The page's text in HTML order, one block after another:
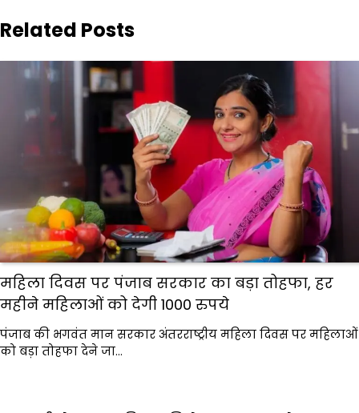
Related Posts
महिला दिवस पर पंजाब सरकार का बड़ा तोहफा, हर
महीने महिलाओं को देगी 1000 रुपये
पंजाब की भगवंत मान सरकार अंतरराष्ट्रीय महिला दिवस पर महिलाओं
को बड़ा तोहफा देने जा…